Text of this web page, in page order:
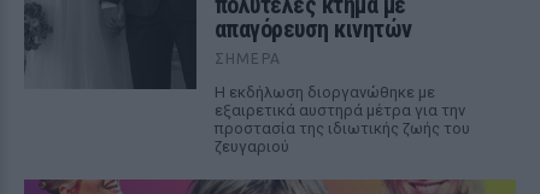
απαγόρευση κινητών
ΣΉΜΕΡΑ
Η εκδήλωση διοργανώθηκε με
εξαιρετικά αυστηρά μέτρα για την
προστασία της ιδιωτικής ζωής του
ζευγαριού